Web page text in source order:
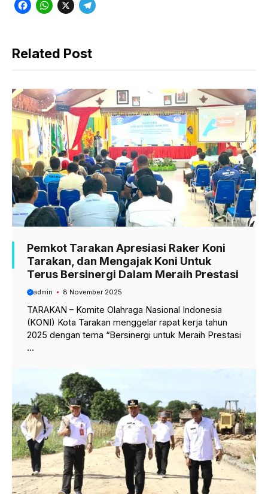
F
e
o
o
W
t
A
p
p
X
T
e
r
a
m
Related Post
Pemkot Tarakan Apresiasi Raker Koni
Tarakan, dan Mengajak Koni Untuk
Terus Bersinergi Dalam Meraih Prestasi
admin 8 November 2025
TARAKAN – Komite Olahraga Nasional Indonesia
(KONI) Kota Tarakan menggelar rapat kerja tahun
2025 dengan tema “Bersinergi untuk Meraih Prestasi
...